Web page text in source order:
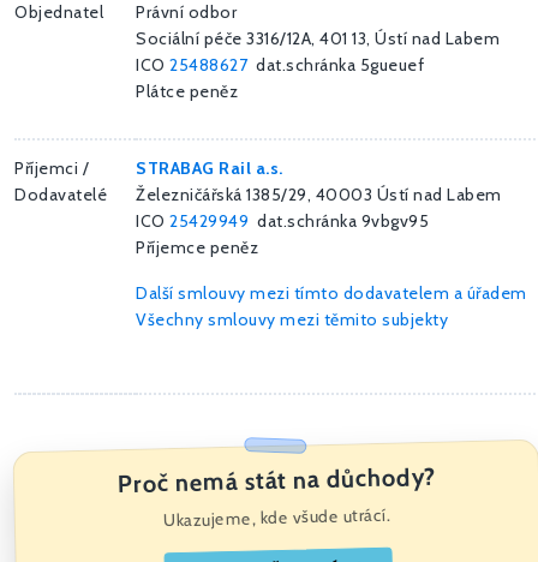
Objednatel
Právní odbor
Sociální péče 3316/12A, 401 13, Ústí nad Labem
ICO 25488627dat.schránka 5gueuef
Plátce peněz
Příjemci /
Dodavatelé
STRABAG Rail a.s.
Železničářská 1385/29, 40003 Ústí nad Labem
ICO 25429949 dat.schránka 9vbgv95
Příjemce peněz
Další smlouvy mezi tímto dodavatelem a úřadem
Všechny smlouvy mezi těmito subjekty
Proč nemá stát na důchody?
Ukazujeme, kde všude utrácí.